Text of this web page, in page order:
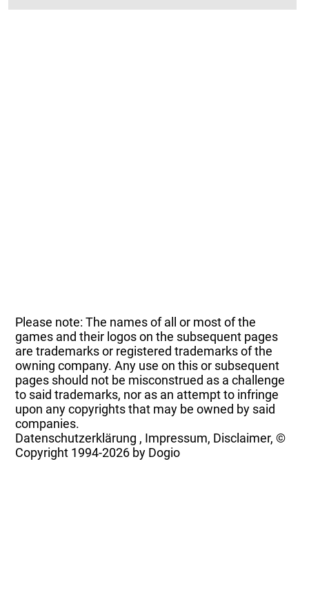
Please note: The names of all or most of the
games and their logos on the subsequent pages
are trademarks or registered trademarks of the
owning company. Any use on this or subsequent
pages should not be misconstrued as a challenge
to said trademarks, nor as an attempt to infringe
upon any copyrights that may be owned by said
companies.
Datenschutzerklärung , Impressum, Disclaimer, ©
Copyright 1994-2026 by Dogio